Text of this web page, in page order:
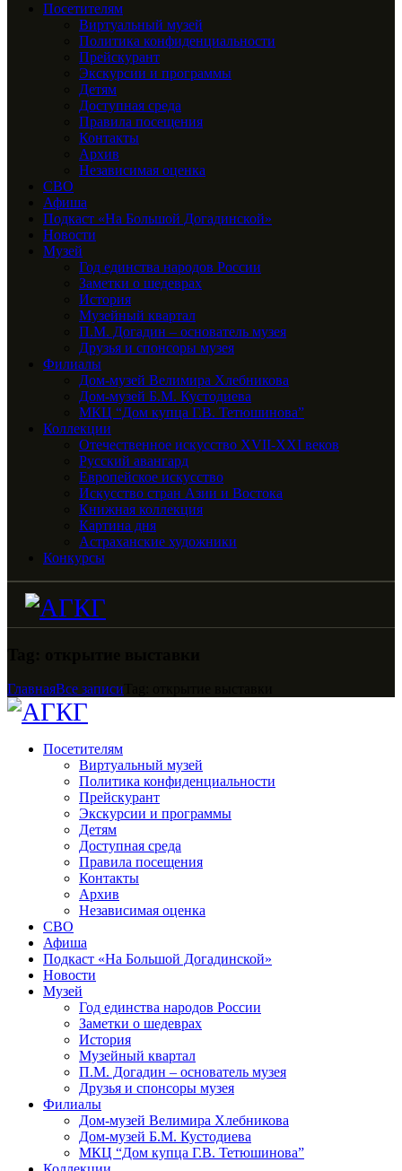
Посетителям
Виртуальный музей
Политика конфиденциальности
Прейскурант
Экскурсии и программы
Детям
Доступная среда
Правила посещения
Контакты
Архив
Независимая оценка
СВО
Афиша
Подкаст «На Большой Догадинской»
Новости
Музей
Год единства народов России
Заметки о шедеврах
История
Музейный квартал
П.М. Догадин – основатель музея
Друзья и спонсоры музея
Филиалы
Дом-музей Велимира Хлебникова
Дом-музей Б.М. Кустодиева
МКЦ “Дом купца Г.В. Тетюшинова”
Коллекции
Отечественное искусство XVII-XXI веков
Русский авангард
Европейское искусство
Искусство стран Азии и Востока
Книжная коллекция
Картина дня
Астраханские художники
Конкурсы
ГлавнаяВсе записи
Посетителям
Виртуальный музей
Политика конфиденциальности
Прейскурант
Экскурсии и программы
Детям
Доступная среда
Правила посещения
Контакты
Архив
Независимая оценка
СВО
Афиша
Подкаст «На Большой Догадинской»
Новости
Музей
Год единства народов России
Заметки о шедеврах
История
Музейный квартал
П.М. Догадин – основатель музея
Друзья и спонсоры музея
Филиалы
Дом-музей Велимира Хлебникова
Дом-музей Б.М. Кустодиева
МКЦ “Дом купца Г.В. Тетюшинова”